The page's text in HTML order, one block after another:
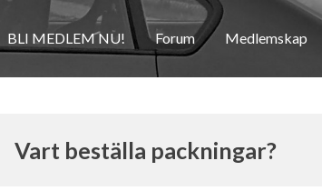
BLI MEDLEM NU! Forum Medlemskap
Vart beställa packningar?